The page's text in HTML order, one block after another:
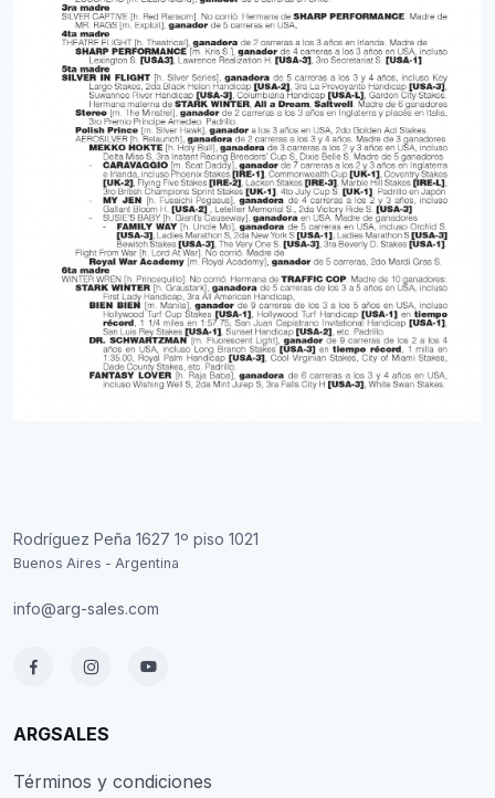
Rodríguez Peña 1627 1º piso 1021
Buenos Aires - Argentina
info@arg-sales.com
ARGSALES
Términos y condiciones